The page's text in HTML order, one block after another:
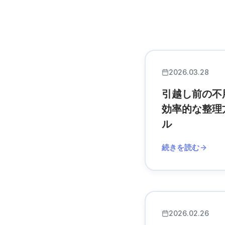
2026.03.28
引越し前の
効率的な整
ル
続きを読む
2026.02.26